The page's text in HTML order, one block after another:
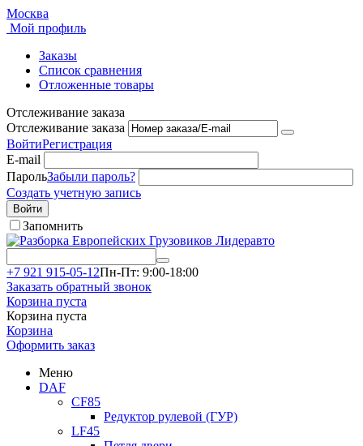
Москва
Мой профиль
Заказы
Список сравнения
Отложенные товары
Отслеживание заказа
Отслеживание заказа
ВойтиРегистрация
E-mail
ПарольЗабыли пароль?
Создать учетную запись
Войти
Запомнить
+7 921 915-05-12Пн-Пт: 9:00-18:00
Заказать обратный звонок
Корзина пуста
Корзина пуста
Корзина
Оформить заказ
Меню
DAF
CF85
Редуктор рулевой (ГУР)
LF45